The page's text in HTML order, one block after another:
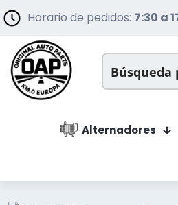
Horario de pedidos: 7:30 a
Alternadores